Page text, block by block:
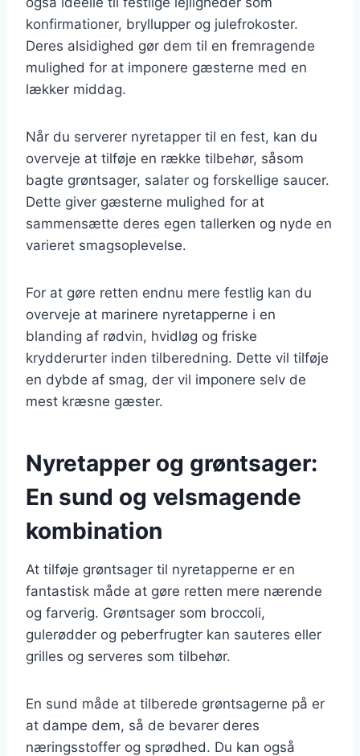
konfirmationer, bryllupper og julefrokoster.
Deres alsidighed gør dem til en fremragende
mulighed for at imponere gæsterne med en
lækker middag.
Når du serverer nyretapper til en fest, kan du
overveje at tilføje en række tilbehør, såsom
bagte grøntsager, salater og forskellige saucer.
Dette giver gæsterne mulighed for at
sammensætte deres egen tallerken og nyde en
varieret smagsoplevelse.
For at gøre retten endnu mere festlig kan du
overveje at marinere nyretapperne i en
blanding af rødvin, hvidløg og friske
krydderurter inden tilberedning. Dette vil tilføje
en dybde af smag, der vil imponere selv de
mest kræsne gæster.
Nyretapper og grøntsager:
En sund og velsmagende
kombination
At tilføje grøntsager til nyretapperne er en
fantastisk måde at gøre retten mere nærende
og farverig. Grøntsager som broccoli,
gulerødder og peberfrugter kan sauteres eller
grilles og serveres som tilbehør.
En sund måde at tilberede grøntsagerne på er
at dampe dem, så de bevarer deres
næringsstoffer og sprødhed. Du kan også